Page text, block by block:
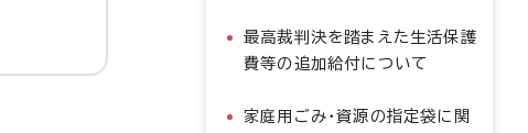
最高裁判決を踏まえた生活保護
費等の追加給付について
家庭用ごみ・資源の指定袋に関